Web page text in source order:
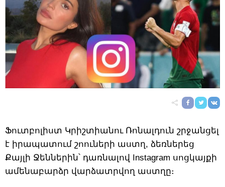
Ֆուտբոլիստ Կրիշտիանու Ռոնալդուն շրջանցել
է իրապատում շոուների աստղ, ձեռներեց
Քայլի Ջեններին՝ դառնալով Instagram սոցկայքի
ամենաբարձր վարձատրվող աստղը։